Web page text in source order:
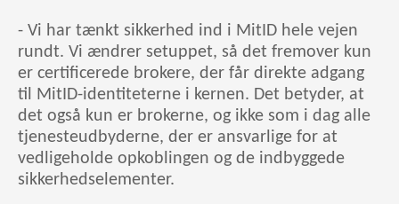
- Vi har tænkt sikkerhed ind i MitID hele vejen
rundt. Vi ændrer setuppet, så det fremover kun
er certificerede brokere, der får direkte adgang
til MitID-identiteterne i kernen. Det betyder, at
det også kun er brokerne, og ikke som i dag alle
tjenesteudbyderne, der er ansvarlige for at
vedligeholde opkoblingen og de indbyggede
sikkerhedselementer.